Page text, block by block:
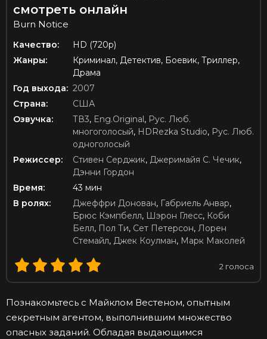
смотреть онлайн
Burn Notice
Качество:
HD (720p)
Жанры:
Криминал, Детектив, Боевик, Триллер,
Драма
Год выхода: 2007
Страна:
США
Озвучка:
ТВ3, Eng.Original , Рус. Люб.
многоголосый, HDRezka Studio, Рус. Люб.
одноголосый
Режиссер:
Стивен Серджик, Джеримайя С. Чечик,
Дэнни Гордон
Время:
43 мин
В ролях:
Джеффри Донован, Габриель Анвар,
Брюс Кэмпбелл, Шэрон Глесс, Коби
Белл, Пол Ти, Сет Петерсон, Лорен
Стемайл, Джек Коулман, Марк Маколей
2 голоса
Познакомьтесь с Майклом Вестеном, опытным
секретным агентом, выполнившим множество
опасных заданий. Обладая выдающимся